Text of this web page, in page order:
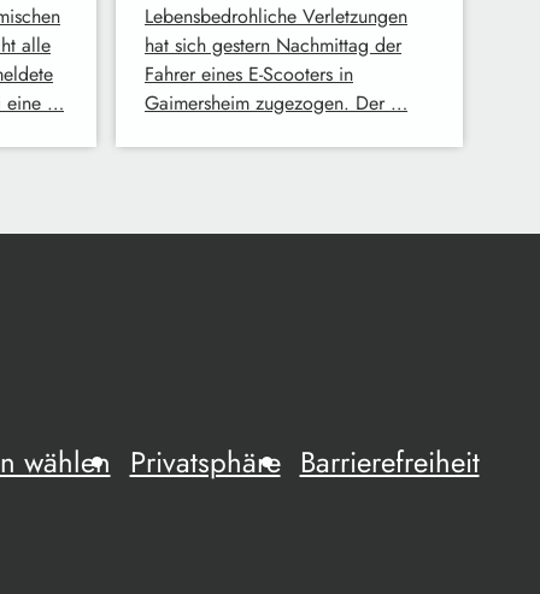
alle
eine …
Lebensbedrohliche Verletzungen
hat sich gestern Nachmittag der
Fahrer eines E-Scooters in
Gaimersheim zugezogen. Der …
wählen Privatsphäre Barrierefreiheit